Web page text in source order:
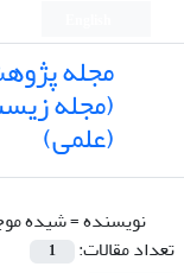
مجله
(مجله
(علمی)
نویسنده =شیده
تعداد مقالات:
1